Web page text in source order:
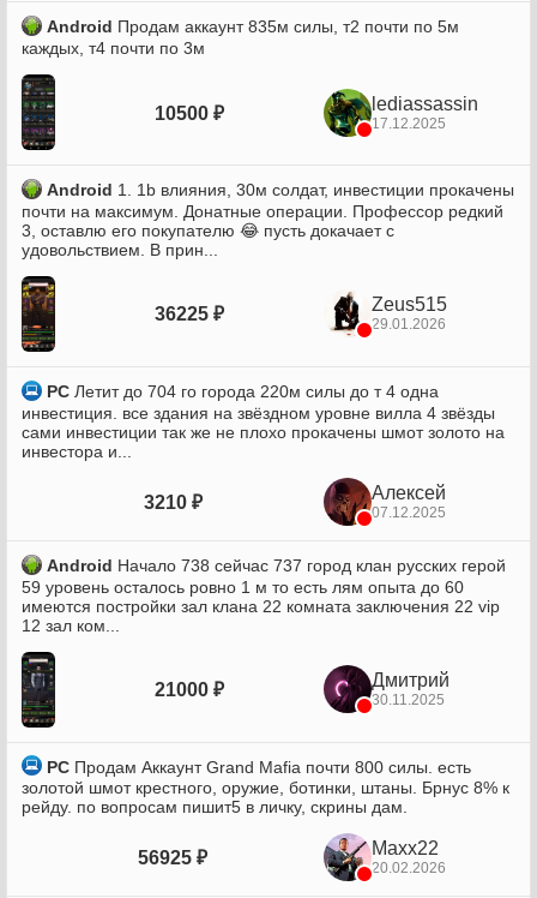
Android Продам аккаунт 835м силы, т2 почти по 5м
каждых, т4 почти по 3м
10500 ₽ lediassassin
17.12.2025
Android 1. 1b влияния, 30м солдат, инвестиции прокачены
почти на максимум. Донатные операции. Профессор редкий
3, оставлю его покупателю 😂 пусть докачает с
удовольствием. В прин...
36225 ₽ Zeus515
29.01.2026
PC Летит до 704 го города 220м силы до т 4 одна
инвестиция. все здания на звёздном уровне вилла 4 звёзды
сами инвестиции так же не плохо прокачены шмот золото на
инвестора и...
3210 ₽ Алексей
07.12.2025
Android Начало 738 сейчас 737 город клан русских герой
59 уровень осталось ровно 1 м то есть лям опыта до 60
имеются постройки зал клана 22 комната заключения 22 vip
12 зал ком...
21000 ₽ Дмитрий
30.11.2025
PC Продам Аккаунт Grand Mafia почти 800 силы. есть
золотой шмот крестного, оружие, ботинки, штаны. Брнус 8% к
рейду. по вопросам пишит5 в личку, скрины дам.
56925 ₽ Maxx22
20.02.2026